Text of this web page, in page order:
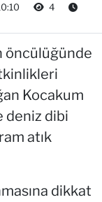
4
öncülüğünde
Kocakum
deniz dibi
atık
dikkat